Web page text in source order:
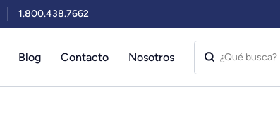
1.800.438.7662
Blog Contacto Nosotros